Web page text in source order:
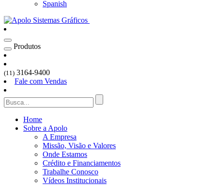
Spanish
Produtos
(11) 3164-9400
Fale com Vendas
Home
Sobre a Apolo
A Empresa
Missão, Visão e Valores
Onde Estamos
Crédito e Financiamentos
Trabalhe Conosco
Vídeos Institucionais